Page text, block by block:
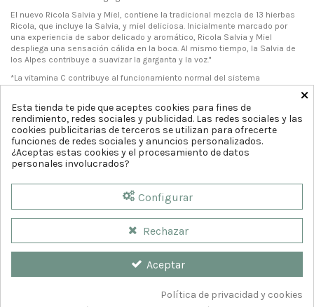
El nuevo Ricola Salvia y Miel, contiene la tradicional mezcla de 13 hierbas
Ricola, que incluye la Salvia, y miel deliciosa. Inicialmente marcado por
una experiencia de sabor delicado y aromático, Ricola Salvia y Miel
despliega una sensación cálida en la boca. Al mismo tiempo, la Salvia de
los Alpes contribuye a suavizar la garganta y la voz."
*La vitamina C contribuye al funcionamiento normal del sistema
inmunitario. La salvia contribuye al efecto suavizante de la garganta.
×
Esta tienda te pide que aceptes cookies para fines de
rendimiento, redes sociales y publicidad. Las redes sociales y las
cookies publicitarias de terceros se utilizan para ofrecerte
funciones de redes sociales y anuncios personalizados.
¿Aceptas estas cookies y el procesamiento de datos
personales involucrados?
Configurar
Rechazar
Aceptar
Política de privacidad y cookies